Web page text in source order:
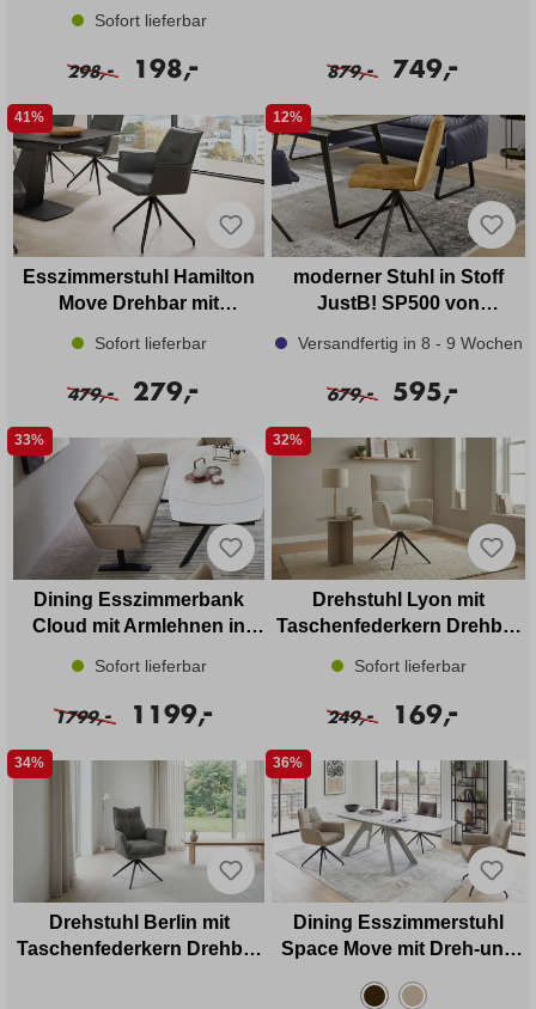
Sofort lieferbar
298,- 198,
- 879,- 749,
-
41%
Esszimmerstuhl Hamilton
Move Drehbar mit
Sofort lieferbar
479,- 279,
-
12%
moderner Stuhl in Stoff
JustB! SP500 von
Versandfertig in 8 - 9 Wochen
679,- 595,
-
33%
Dining Esszimmerbank
Cloud mit Armlehnen in
Sofort lieferbar
1799,- 1199,
-
32%
Drehstuhl Lyon mit
Taschenfederkern Drehbar
Sofort lieferbar
249,- 169,
-
34%
Drehstuhl Berlin mit
Taschenfederkern Drehbar
36%
Dining Esszimmerstuhl
Space Move mit Dreh-und